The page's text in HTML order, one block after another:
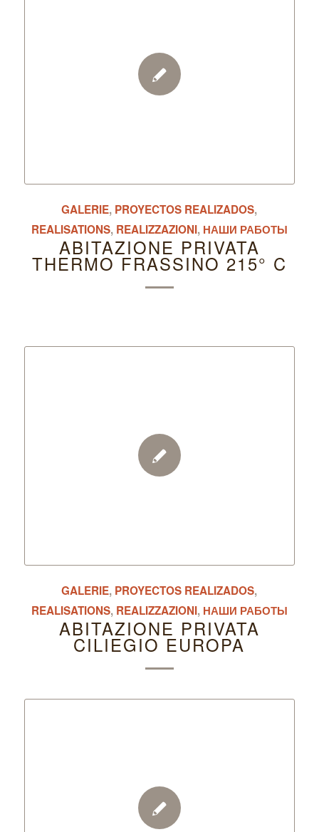
GALERIE, PROYECTOS REALIZADOS,
REALISATIONS, REALIZZAZIONI, НАШИ РАБОТЫ
ABITAZIONE PRIVATA
THERMO FRASSINO 215° C
GALERIE, PROYECTOS REALIZADOS,
REALISATIONS, REALIZZAZIONI, НАШИ РАБОТЫ
ABITAZIONE PRIVATA
CILIEGIO EUROPA